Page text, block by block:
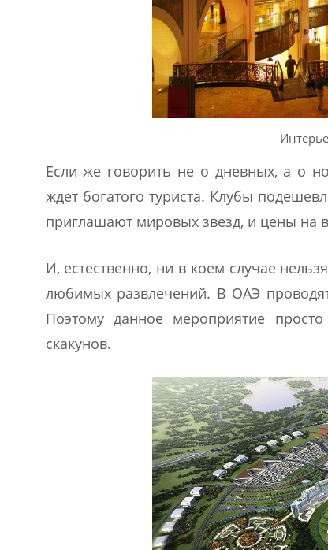
Если же говорить не о дневных, а о
ждет богатого туриста. Клубы
приглашают мировых звезд, и цены на
И, естественно, ни в коем случае
любимых развлечений. В ОАЭ
Поэтому данное мероприятие
скакунов.